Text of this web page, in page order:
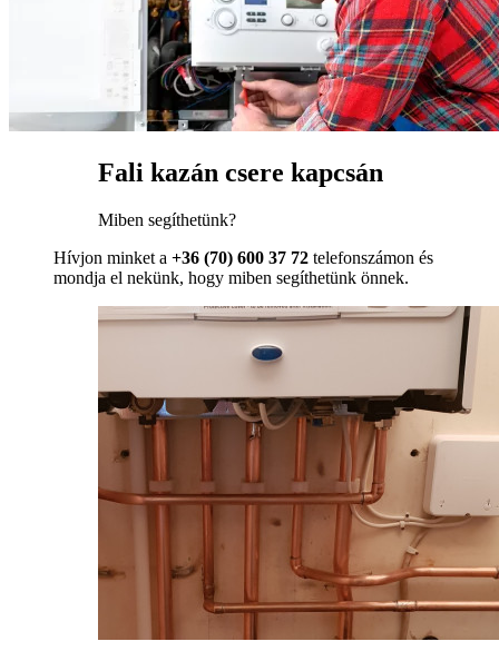
Fali kazán csere kapcsán
Miben segíthetünk?
Hívjon minket a +36 (70) 600 37 72 telefonszámon és
mondja el nekünk, hogy miben segíthetünk önnek.